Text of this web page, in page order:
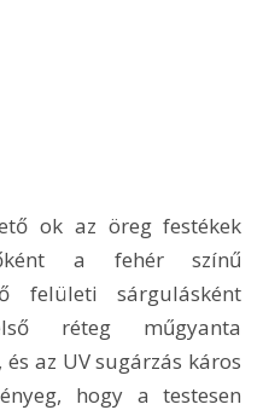
ok az öreg festékek
a fehér színű
felületi sárgulásként
réteg műgyanta
az UV sugárzás káros
hogy a testesen